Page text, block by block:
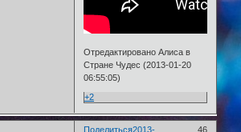
Отредактировано Алиса в
Стране Чудес (2013-01-20
06:55:05)
+2
Поделиться 46
2013-